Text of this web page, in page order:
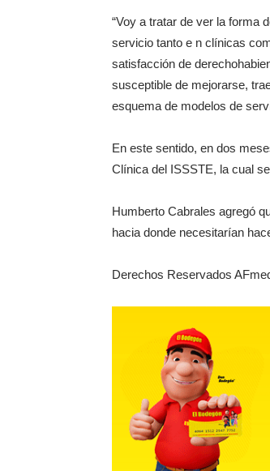
“Voy a tratar de ver la forma
servicio tanto e n clínicas
satisfacción de
susceptible de mejorarse,
esquema de modelos de
En este sentido, en dos
Clínica del ISSSTE, la cual
Humberto Cabrales agregó
hacia donde necesitarían
Derechos Reservados